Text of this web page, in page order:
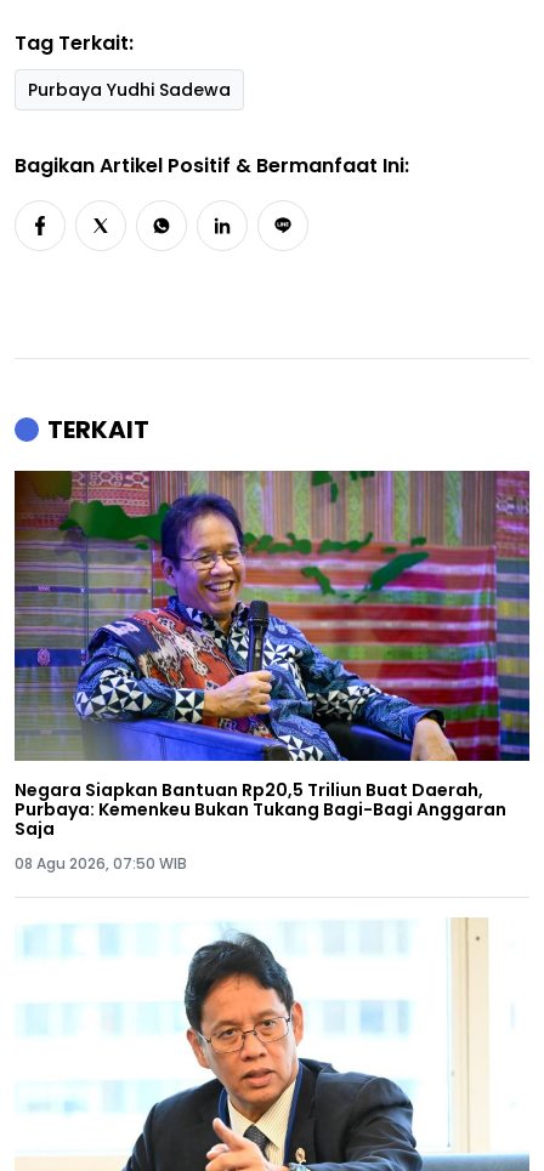
Tag Terkait:
Purbaya Yudhi Sadewa
Bagikan Artikel Positif & Bermanfaat Ini:
TERKAIT
Negara Siapkan Bantuan Rp20,5 Triliun Buat Daerah,
Purbaya: Kemenkeu Bukan Tukang Bagi-Bagi Anggaran
Saja
08 Agu 2026, 07:50 WIB